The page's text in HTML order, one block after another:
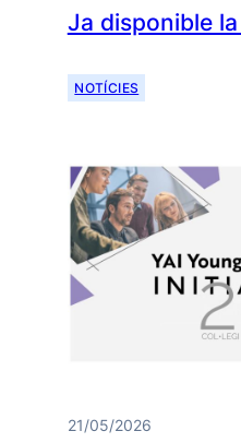
Ja disponible
NOTÍCIES
21/05/2026